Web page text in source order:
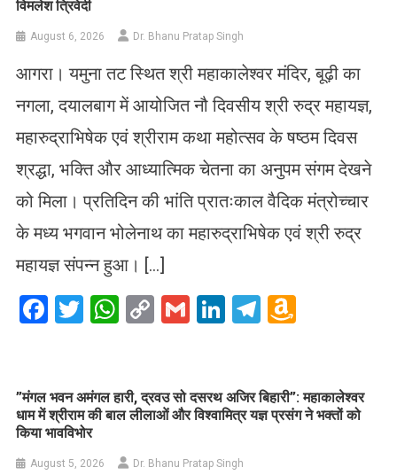
विमलेश त्रिवेदी
August 6, 2026 Dr. Bhanu Pratap Singh
आगरा। यमुना तट स्थित श्री महाकालेश्वर मंदिर, बूढ़ी का
नगला, दयालबाग में आयोजित नौ दिवसीय श्री रुद्र महायज्ञ,
महारुद्राभिषेक एवं श्रीराम कथा महोत्सव के षष्ठम दिवस
श्रद्धा, भक्ति और आध्यात्मिक चेतना का अनुपम संगम देखने
को मिला। प्रतिदिन की भांति प्रातःकाल वैदिक मंत्रोच्चार
के मध्य भगवान भोलेनाथ का महारुद्राभिषेक एवं श्री रुद्र
महायज्ञ संपन्न हुआ। […]
Facebook
Twitter
WhatsApp
CopyGmailLinkedIn
Telegram
​”मंगल भवन अमंगल हारी, द्रवउ सो दसरथ अजिर बिहारी”: महाकालेश्वर
धाम में श्रीराम की बाल लीलाओं और विश्वामित्र यज्ञ प्रसंग ने भक्तों को
किया भावविभोर
August 5, 2026 Dr. Bhanu Pratap Singh